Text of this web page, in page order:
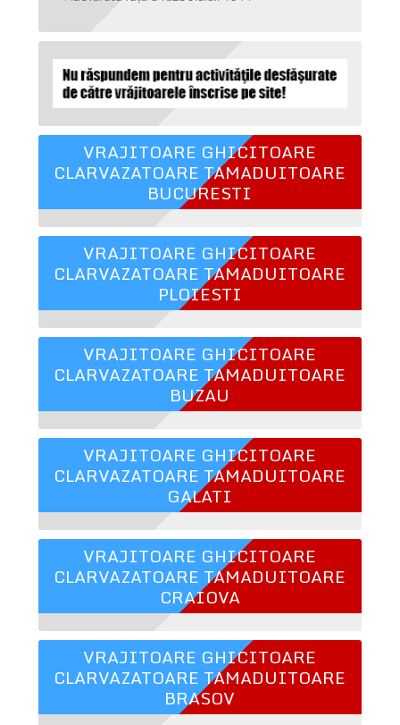
VRAJITOARE GHICITOARE
CLARVAZATOARE TAMADUITOARE
BUCURESTI
VRAJITOARE GHICITOARE
CLARVAZATOARE TAMADUITOARE
PLOIESTI
VRAJITOARE GHICITOARE
CLARVAZATOARE TAMADUITOARE
BUZAU
VRAJITOARE GHICITOARE
CLARVAZATOARE TAMADUITOARE
GALATI
VRAJITOARE GHICITOARE
CLARVAZATOARE TAMADUITOARE
CRAIOVA
VRAJITOARE GHICITOARE
CLARVAZATOARE TAMADUITOARE
BRASOV